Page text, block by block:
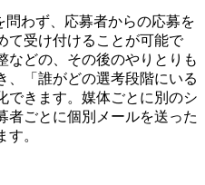
問わず、応募者からの応募を
て受け付けることが可能で
などの、その後のやりとりも
、「誰がどの選考段階にいる
できます。媒体ごとに別のシ
者ごとに個別メールを送った
。